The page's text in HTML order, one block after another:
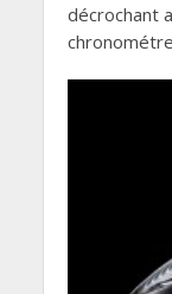
décrochant